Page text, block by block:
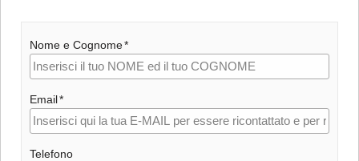
Nome e Cognome
Email
Telefono